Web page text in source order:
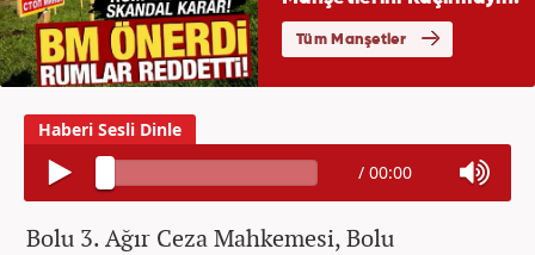
/ 00:00
Bolu 3. Ağır Ceza Mahkemesi, Bolu